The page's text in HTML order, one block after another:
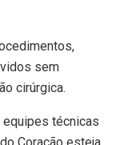
sem
cirúrgica.
técnicas
Coração esteja